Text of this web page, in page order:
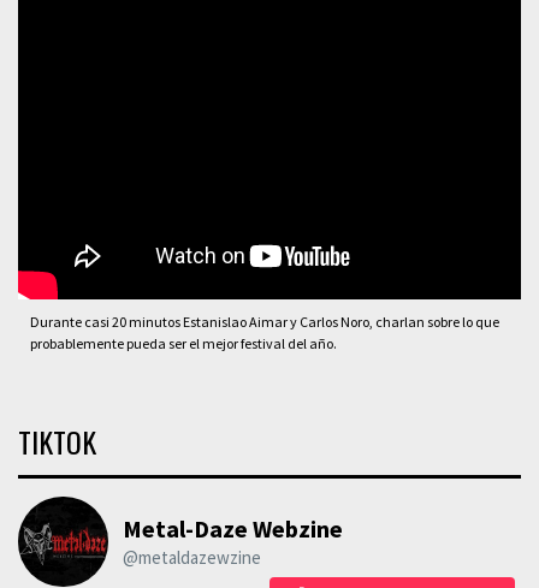
Durante casi 20 minutos Estanislao Aimar y Carlos Noro, charlan sobre lo que
probablemente pueda ser el mejor festival del año.
TIKTOK
Metal-Daze Webzine
@metaldazewzine